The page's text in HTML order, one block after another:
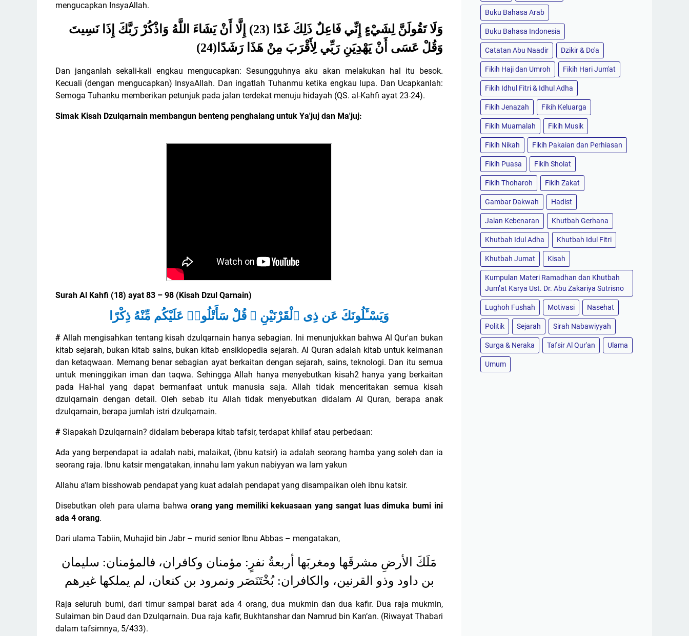
mengucapkan InsyaAllah.
وَلَا تَقُولَنَّ لِشَيْءٍ إِنِّي فَاعِلٌ ذَلِكَ غَدًا (23) إِلَّا أَنْ يَشَاءَ اللَّهُ وَاذْكُرْ رَبَّكَ إِذَا نَسِيتَ
وَقُلْ عَسَى أَنْ يَهْدِيَنِ رَبِّي لِأَقْرَبَ مِنْ هَذَا رَشَدًا (24)
Dan janganlah sekali-kali engkau mengucapkan: Sesungguhnya aku akan melakukan hal itu besok.
Kecuali (dengan mengucapkan) InsyaAllah. Dan ingatlah Tuhanmu ketika engkau lupa. Dan Ucapkanlah:
Semoga Tuhanku memberikan petunjuk pada jalan terdekat menuju hidayah (QS. al-Kahfi ayat 23-24).
Simak Kisah Dzulqarnain membangun benteng penghalang untuk Ya'juj dan Ma'juj:
Surah Al Kahfi (18) ayat 83 – 98 (Kisah Dzul Qarnain)
وَيَسْـَٔلُونَكَ عَن ذِى ٱلْقَرْنَيْنِ ۖ قُلْ سَأَتْلُوا۟ عَلَيْكُم مِّنْهُ ذِكْرًا
# Allah mengisahkan tentang kisah dzulqarnain hanya sebagian. Ini menunjukkan bahwa Al Qur'an bukan
kitab sejarah, bukan kitab sains, bukan kitab ensiklopedia sejarah. Al Quran adalah kitab untuk keimanan
dan ketaqwaan. Memang benar sebagian ayat berkaitan dengan sejarah, sains, teknologi. Dan itu semua
untuk meninggikan iman dan taqwa. Sehingga Allah hanya menyebutkan kisah2 hanya yang berkaitan
pada Hal-hal yang dapat bermanfaat untuk manusia saja. Allah tidak menceritakan semua kisah
dzulqarnain dengan detail. Oleh sebab itu Allah tidak menyebutkan didalam Al Quran, berapa anak
dzulqarnain, berapa jumlah istri dzulqarnain.
# Siapakah Dzulqarnain? didalam beberapa kitab tafsir, terdapat khilaf atau perbedaan:
Ada yang berpendapat ia adalah nabi, malaikat, (ibnu katsir) ia adalah seorang hamba yang soleh dan ia
seorang raja. Ibnu katsir mengatakan, innahu lam yakun nabiyyan wa lam yakun
Allahu a'lam bisshowab pendapat yang kuat adalah pendapat yang disampaikan oleh ibnu katsir.
Disebutkan oleh para ulama bahwa orang yang memiliki kekuasaan yang sangat luas dimuka bumi ini
ada 4 orang.
Dari ulama Tabiin, Muhajid bin Jabr – murid senior Ibnu Abbas – mengatakan,
مَلَكَ الأرضِ مشرقَها ومغربَها أربعةُ نفرٍ: مؤمنان وكافران، فالمؤمنان: سليمان
بن داود وذو القرنين، والكافران: بُخْتَنَصَر ونمرود بن كنعان، لم يملكها غيرهم
Raja seluruh bumi, dari timur sampai barat ada 4 orang, dua mukmin dan dua kafir. Dua raja mukmin,
Sulaiman bin Daud dan Dzulqarnain. Dua raja kafir, Bukhtanshar dan Namrud bin Kan’an. (Riwayat Thabari
dalam tafsirnnya, 5/433).
Buku Bahasa Arab
Buku Bahasa Indonesia
Catatan Abu Naadir Dzikir & Do'a
Fikih Haji dan Umroh Fikih Hari Jum'at
Fikih Idhul Fitri & Idhul Adha
Fikih Jenazah Fikih Keluarga
Fikih Muamalah Fikih Musik
Fikih Nikah Fikih Pakaian dan Perhiasan
Fikih Puasa Fikih Sholat
Fikih Thoharoh Fikih Zakat
Gambar Dakwah Hadist
Jalan Kebenaran Khutbah Gerhana
Khutbah Idul Adha Khutbah Idul Fitri
Khutbah Jumat Kisah
Kumpulan Materi Ramadhan dan Khutbah
Jum’at Karya Ust. Dr. Abu Zakariya Sutrisno
Lughoh Fushah Motivasi Nasehat
Politik Sejarah Sirah Nabawiyyah
Surga & Neraka Tafsir Al Qur'an Ulama
Umum